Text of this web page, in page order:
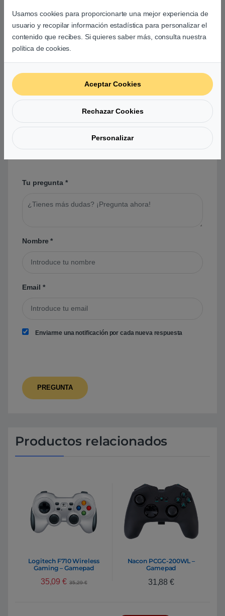
Aún no hay reseñas.
Preguntas y respuestas de los
usuarios sobre este producto
No hay preguntas aún. Sé el primero en hacer
Tu pregunta *
Nombre*
Email *
Enviarme una notificación por cada nueva respuesta
Productos relacionados
Logitech F710 Wireless
Gaming – Gamepad
35,09€ 35,29€
Nacon PCGC-200WL –
Gamepad
31,88 €
Usamos cookies para proporcionarte una mejor experiencia de
usuario y recopilar información estadística para personalizar el
contenido que recibes. Si quieres saber más, consulta nuestra
política de cookies.
Aceptar Cookies
Rechazar Cookies
Personalizar